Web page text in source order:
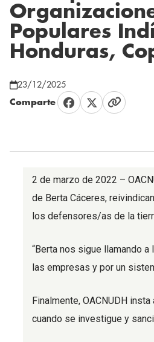
Populares
Honduras,
23/12/2025
Comparte
2 de marzo de 2022 –
de Berta Cáceres,
los defensores/as de la
“Berta nos sigue llamando
las empresas y por un
Finalmente, OACNUDH
cuando se investigue y